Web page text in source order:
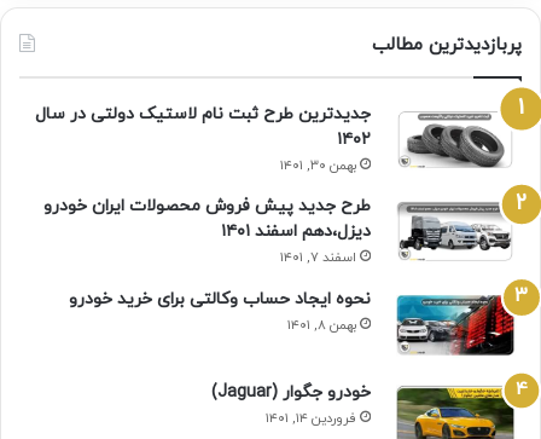
پربازدیدترین مطالب
جدیدترین طرح ثبت نام لاستیک دولتی در سال
۱۴۰۲
بهمن ۳۰, ۱۴۰۱
طرح جدید پیش فروش محصولات ایران خودرو
دیزل،دهم اسفند ۱۴۰۱
اسفند ۷, ۱۴۰۱
نحوه ایجاد حساب وکالتی برای خرید خودرو
بهمن ۸, ۱۴۰۱
خودرو جگوار (Jaguar)
فروردین ۱۴, ۱۴۰۱